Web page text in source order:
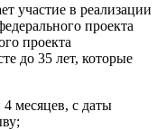
участие в реализации
проекта
проекта
до 35 лет, которые
месяцев, с даты